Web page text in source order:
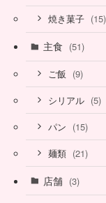
焼き菓子 (15)
主食 (51)
ご飯 (9)
シリアル (5)
パン (15)
麺類 (21)
店舗 (3)